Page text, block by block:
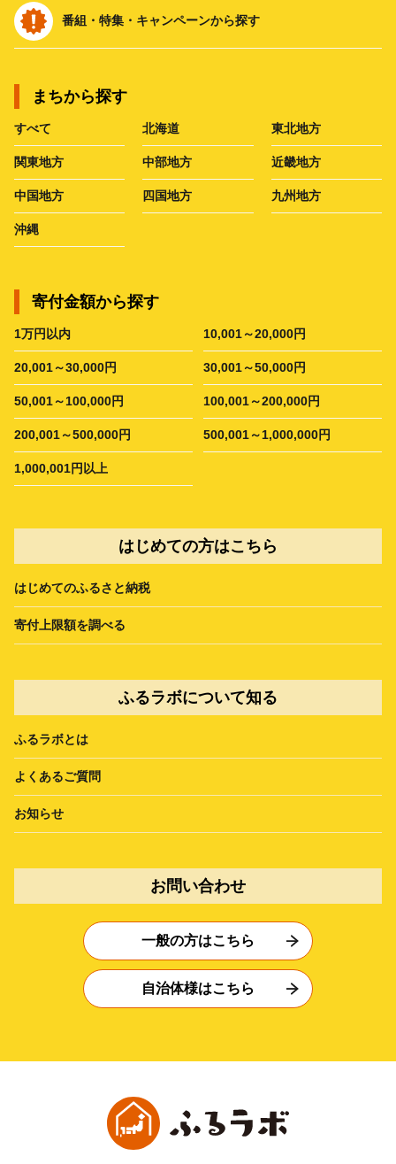
番組・特集・キャンペーンから探す
まちから探す
すべて 北海道 東北地方
関東地方 中部地方 近畿地方
中国地方 四国地方 九州地方
沖縄
寄付金額から探す
1万円以内 10,001～20,000円
20,001～30,000円 30,001～50,000円
50,001～100,000円 100,001～200,000円
200,001～500,000円 500,001～1,000,000円
1,000,001円以上
はじめての方はこちら
はじめてのふるさと納税
寄付上限額を調べる
ふるラボについて知る
ふるラボとは
よくあるご質問
お知らせ
お問い合わせ
一般の方はこちら
自治体様はこちら